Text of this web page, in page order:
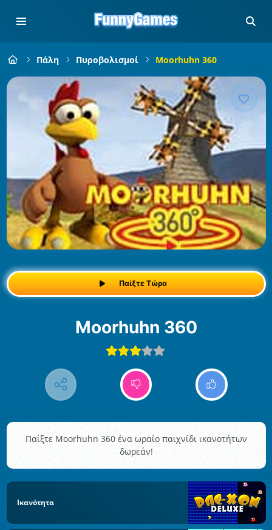
Πάλη Πυροβολισμοί Moorhuhn 360
Παίξτε Τώρα
Moorhuhn 360
Παίξτε Moorhuhn 360 ένα ωραίο παιχνίδι ικανοτήτων
δωρεάν!
Ικανότητα